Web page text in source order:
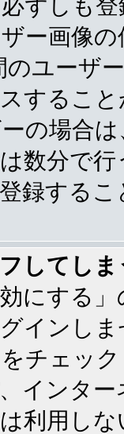
ずしも
ー画像
のユーザ
するこ
の場合
数分で
録する
してし
効にする
インし
チェッ
インタ
利用し